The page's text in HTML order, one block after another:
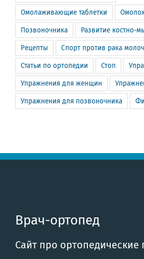
Омолаживающие таблетки
Позвоночника Развитие костно-
Рецепты Спорт против рака
Статьи по ортопедии Стоп
Упражнения для женщин
Упражнения для позвоночника
Врач-ортопед
Сайт про ортопедические